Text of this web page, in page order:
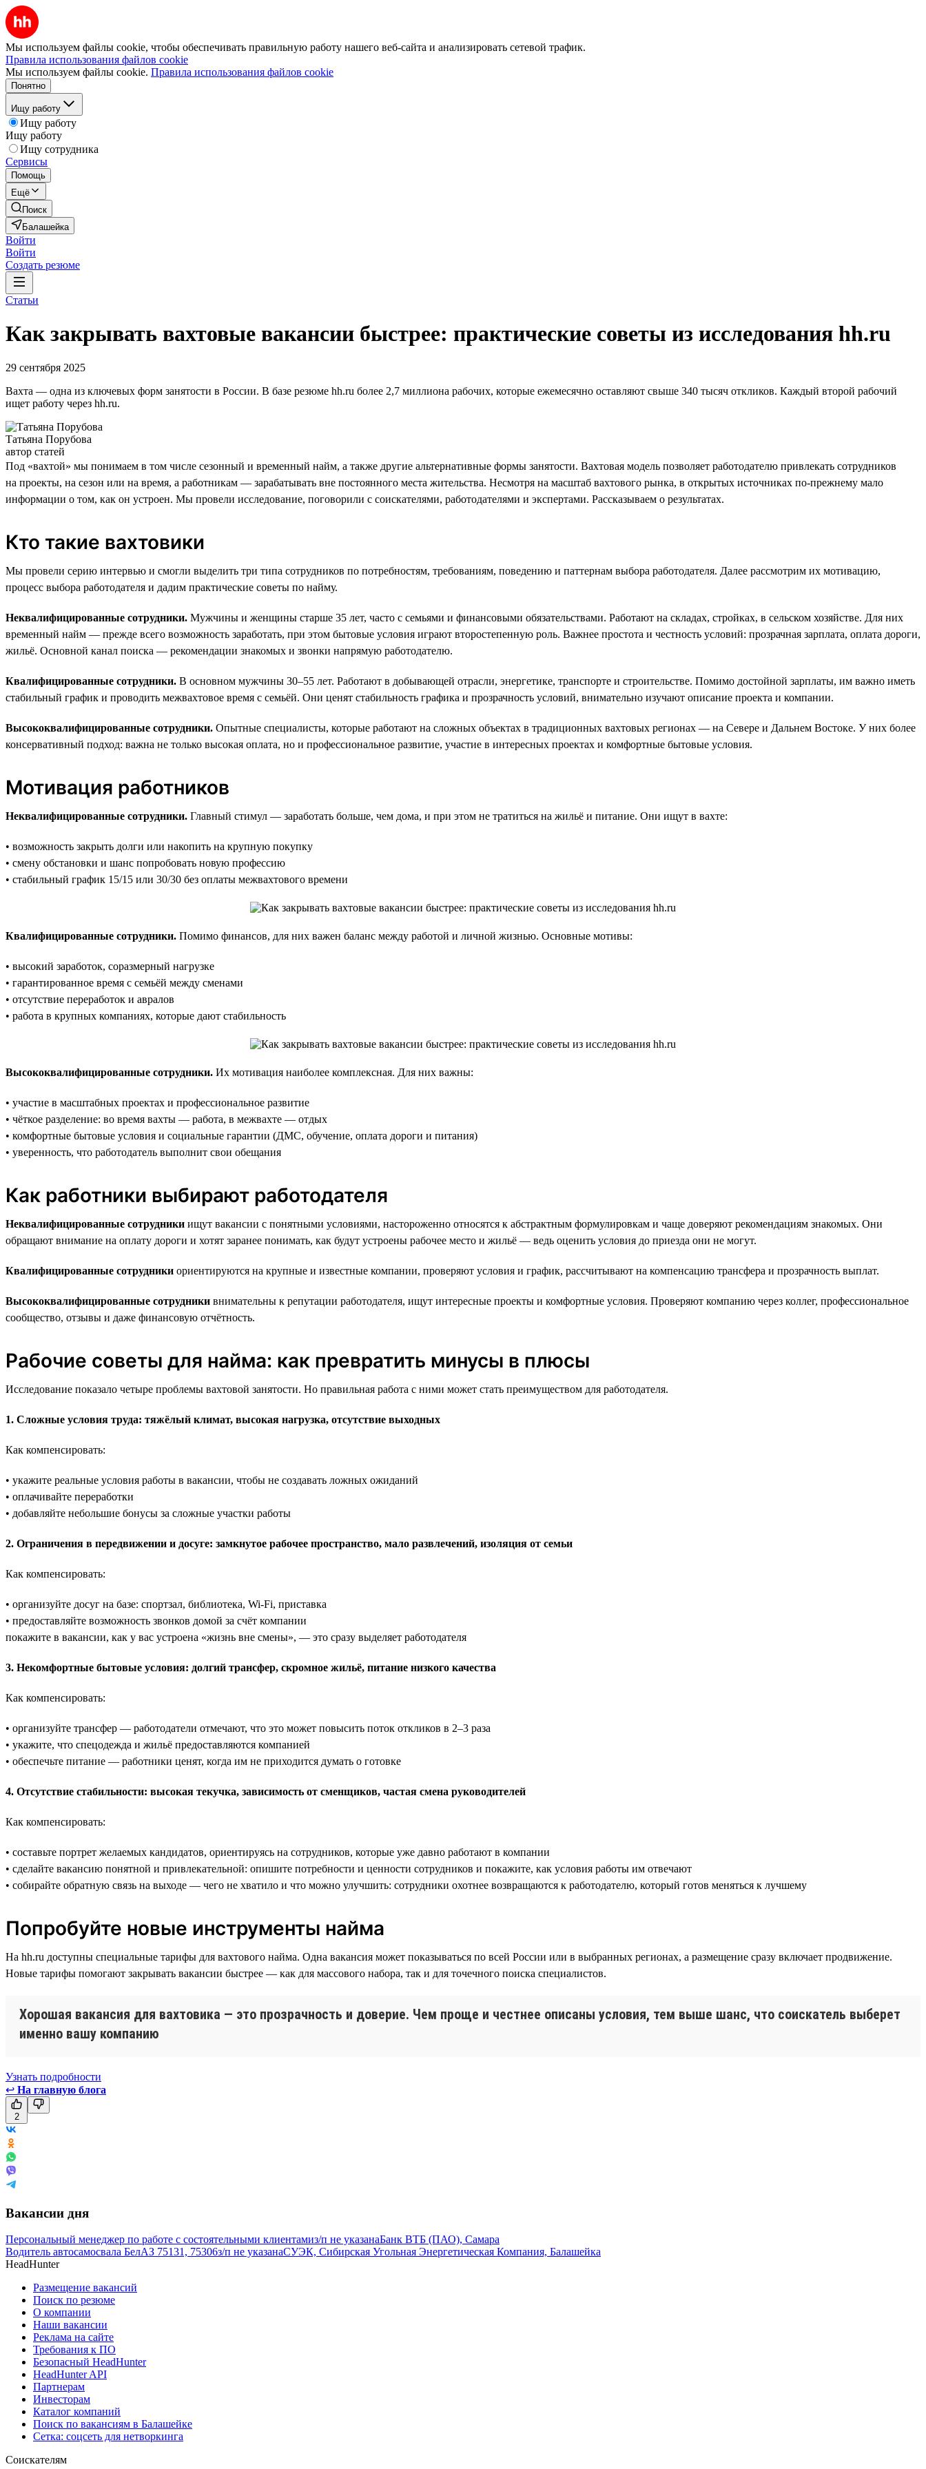
Мы используем файлы cookie, чтобы обеспечивать правильную работу нашего веб-сайта и анализировать сетевой трафик.
Правила использования файлов cookie
Мы используем файлы cookie. Правила использования файлов cookie
Понятно
Ищу работу
Ищу работу
Ищу работу
Ищу сотрудника
Сервисы
Помощь
Ещё
Поиск
Балашейка
Войти
Войти
Создать резюме
Статьи
Как закрывать вахтовые вакансии быстрее: практические советы из исследования hh.ru
29 сентября 2025
Вахта — одна из ключевых форм занятости в России. В базе резюме hh.ru более 2,7 миллиона рабочих, которые ежемесячно оставляют свыше 340 тысяч откликов. Каждый второй рабочий
ищет работу через hh.ru.
Татьяна Порубова
автор статей
Под «вахтой» мы понимаем в том числе сезонный и временный найм, а также другие альтернативные формы занятости. Вахтовая модель позволяет работодателю привлекать сотрудников
на проекты, на сезон или на время, а работникам — зарабатывать вне постоянного места жительства. Несмотря на масштаб вахтового рынка, в открытых источниках по-прежнему мало
информации о том, как он устроен. Мы провели исследование, поговорили с соискателями, работодателями и экспертами. Рассказываем о результатах.
Кто такие вахтовики
Мы провели серию интервью и смогли выделить три типа сотрудников по потребностям, требованиям, поведению и паттернам выбора работодателя. Далее рассмотрим их мотивацию,
процесс выбора работодателя и дадим практические советы по найму.
Неквалифицированные сотрудники. Мужчины и женщины старше 35 лет, часто с семьями и финансовыми обязательствами. Работают на складах, стройках, в сельском хозяйстве. Для них
временный найм — прежде всего возможность заработать, при этом бытовые условия играют второстепенную роль. Важнее простота и честность условий: прозрачная зарплата, оплата дороги,
жильё. Основной канал поиска — рекомендации знакомых и звонки напрямую работодателю.
Квалифицированные сотрудники. В основном мужчины 30–55 лет. Работают в добывающей отрасли, энергетике, транспорте и строительстве. Помимо достойной зарплаты, им важно иметь
стабильный график и проводить межвахтовое время с семьёй. Они ценят стабильность графика и прозрачность условий, внимательно изучают описание проекта и компании.
Высококвалифицированные сотрудники. Опытные специалисты, которые работают на сложных объектах в традиционных вахтовых регионах — на Севере и Дальнем Востоке. У них более
консервативный подход: важна не только высокая оплата, но и профессиональное развитие, участие в интересных проектах и комфортные бытовые условия.
Мотивация работников
Неквалифицированные сотрудники. Главный стимул — заработать больше, чем дома, и при этом не тратиться на жильё и питание. Они ищут в вахте:
• возможность закрыть долги или накопить на крупную покупку
• смену обстановки и шанс попробовать новую профессию
• стабильный график 15/15 или 30/30 без оплаты межвахтового времени
Квалифицированные сотрудники. Помимо финансов, для них важен баланс между работой и личной жизнью. Основные мотивы:
• высокий заработок, соразмерный нагрузке
• гарантированное время с семьёй между сменами
• отсутствие переработок и авралов
• работа в крупных компаниях, которые дают стабильность
Высококвалифицированные сотрудники. Их мотивация наиболее комплексная. Для них важны:
• участие в масштабных проектах и профессиональное развитие
• чёткое разделение: во время вахты — работа, в межвахте — отдых
• комфортные бытовые условия и социальные гарантии (ДМС, обучение, оплата дороги и питания)
• уверенность, что работодатель выполнит свои обещания
Как работники выбирают работодателя
Неквалифицированные сотрудники ищут вакансии с понятными условиями, настороженно относятся к абстрактным формулировкам и чаще доверяют рекомендациям знакомых. Они
обращают внимание на оплату дороги и хотят заранее понимать, как будут устроены рабочее место и жильё — ведь оценить условия до приезда они не могут.
Квалифицированные сотрудники ориентируются на крупные и известные компании, проверяют условия и график, рассчитывают на компенсацию трансфера и прозрачность выплат.
Высококвалифицированные сотрудники внимательны к репутации работодателя, ищут интересные проекты и комфортные условия. Проверяют компанию через коллег, профессиональное
сообщество, отзывы и даже финансовую отчётность.
Рабочие советы для найма: как превратить минусы в плюсы
Исследование показало четыре проблемы вахтовой занятости. Но правильная работа с ними может стать преимуществом для работодателя.
1. Сложные условия труда: тяжёлый климат, высокая нагрузка, отсутствие выходных
Как компенсировать:
• укажите реальные условия работы в вакансии, чтобы не создавать ложных ожиданий
• оплачивайте переработки
• добавляйте небольшие бонусы за сложные участки работы
2. Ограничения в передвижении и досуге: замкнутое рабочее пространство, мало развлечений, изоляция от семьи
Как компенсировать:
• организуйте досуг на базе: спортзал, библиотека, Wi-Fi, приставка
• предоставляйте возможность звонков домой за счёт компании
покажите в вакансии, как у вас устроена «жизнь вне смены», — это сразу выделяет работодателя
3. Некомфортные бытовые условия: долгий трансфер, скромное жильё, питание низкого качества
Как компенсировать:
• организуйте трансфер — работодатели отмечают, что это может повысить поток откликов в 2–3 раза
• укажите, что спецодежда и жильё предоставляются компанией
• обеспечьте питание — работники ценят, когда им не приходится думать о готовке
4. Отсутствие стабильности: высокая текучка, зависимость от сменщиков, частая смена руководителей
Как компенсировать:
• составьте портрет желаемых кандидатов, ориентируясь на сотрудников, которые уже давно работают в компании
• сделайте вакансию понятной и привлекательной: опишите потребности и ценности сотрудников и покажите, как условия работы им отвечают
• собирайте обратную связь на выходе — чего не хватило и что можно улучшить: сотрудники охотнее возвращаются к работодателю, который готов меняться к лучшему
Попробуйте новые инструменты найма
На hh.ru доступны специальные тарифы для вахтового найма. Одна вакансия может показываться по всей России или в выбранных регионах, а размещение сразу включает продвижение.
Новые тарифы помогают закрывать вакансии быстрее — как для массового набора, так и для точечного поиска специалистов.
Хорошая вакансия для вахтовика — это прозрачность и доверие. Чем проще и честнее описаны условия, тем выше шанс, что соискатель выберет
именно вашу компанию
Узнать подробности
↩ На главную блога
2
Вакансии дня
Персональный менеджер по работе с состоятельными клиентамиз/п не указанаБанк ВТБ (ПАО), Самара
Водитель автосамосвала БелАЗ 75131, 75306з/п не указанаСУЭК, Сибирская Угольная Энергетическая Компания, Балашейка
HeadHunter
Размещение вакансий
Поиск по резюме
О компании
Наши вакансии
Реклама на сайте
Требования к ПО
Безопасный HeadHunter
HeadHunter API
Партнерам
Инвесторам
Каталог компаний
Поиск по вакансиям в Балашейке
Сетка: соцсеть для нетворкинга
Соискателям